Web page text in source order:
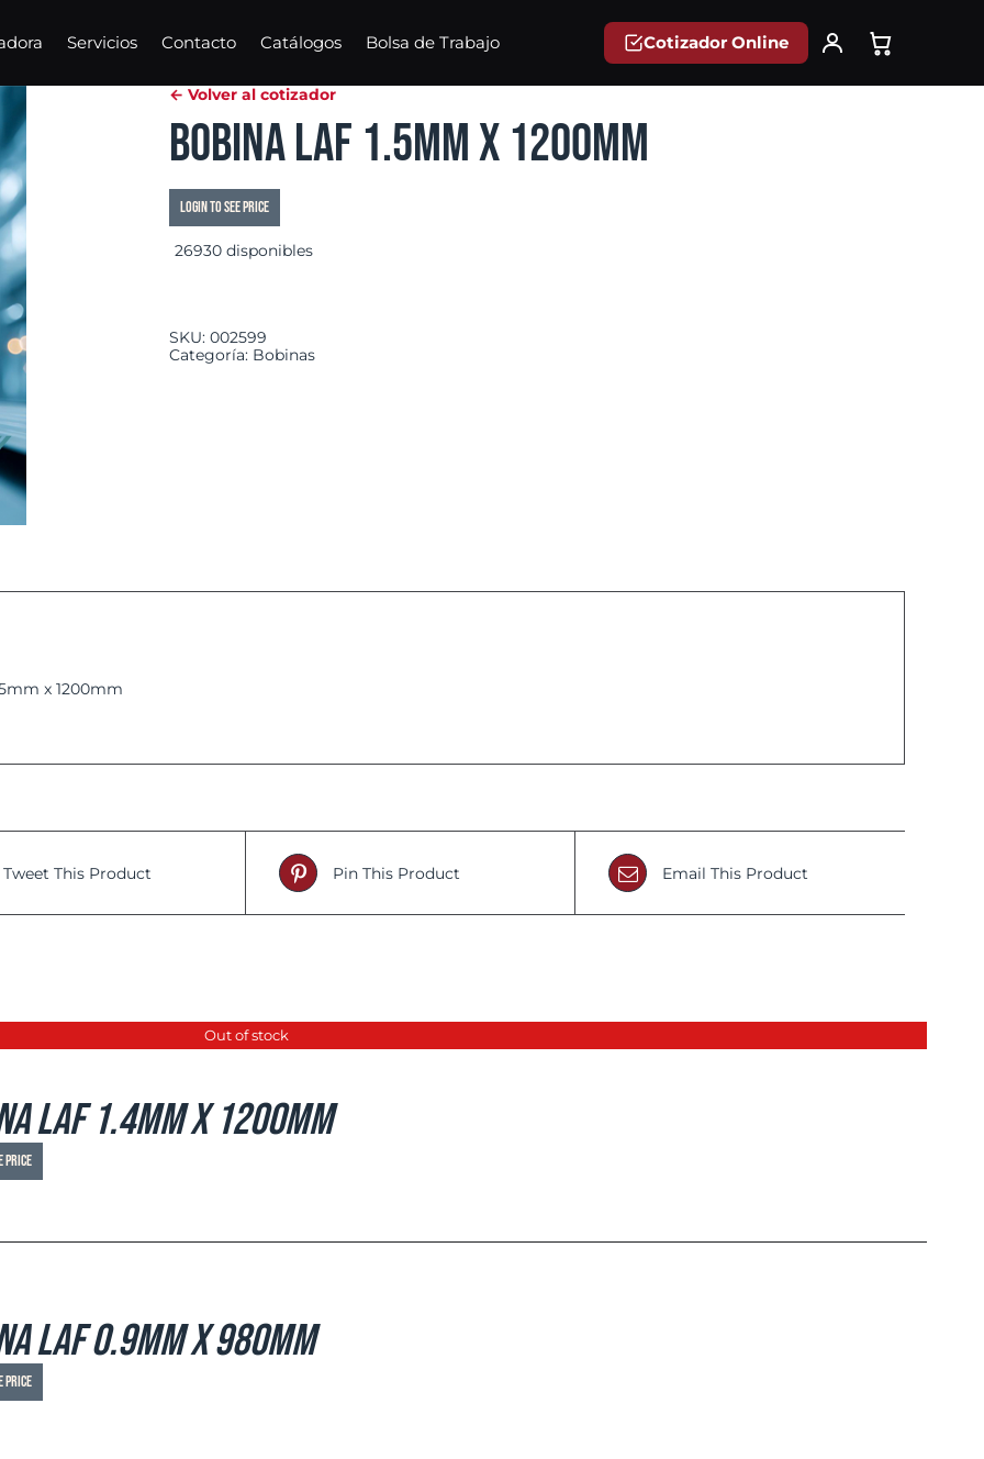
← Volver al cotizador
Bobina LAF 1.5mm x 1200mm
Login to see price
26930 disponibles
SKU: 002599
Categoría: Bobinas
x 1200mm
Tweet This Product Pin This Product Email This Product
Out of stock
LAF 1.4mm x 1200mm
price
LAF 0.9mm x 980mm
price
Servicios Contacto Catálogos Bolsa de Trabajo Cotizador Online